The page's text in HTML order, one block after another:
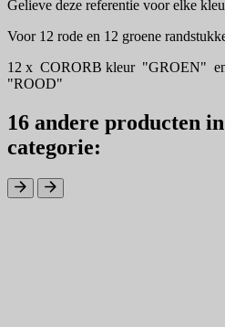
Gelieve deze referentie voor elke
Voor 12 rode en 12 groene
12 x CORORB kleur "GROEN"
"ROOD"
16 andere producten
categorie: